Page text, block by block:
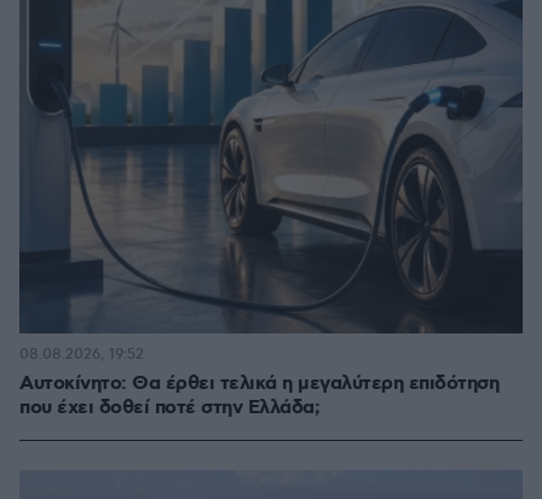
Αυτοκίνητο: Θα έρθει τελικά η μεγαλύτερη επιδότηση
που έχει δοθεί ποτέ στην Ελλάδα;
08.08.2026, 19:52